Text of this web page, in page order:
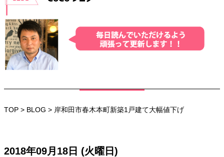
TOP > BLOG > 岸和田市春木本町新築1戸建て大幅値下げ
2018年09月18日 (火曜日)